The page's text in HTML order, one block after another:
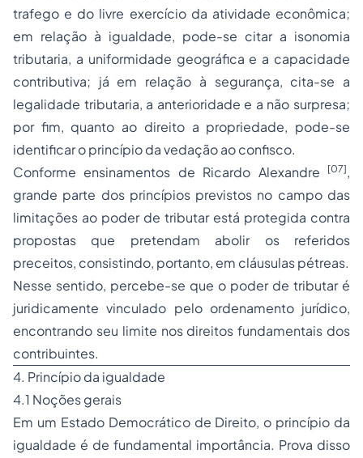
trafego e do livre exercício da atividade econômica;
em relação à igualdade, pode-se citar a isonomia
tributaria, a uniformidade geográfica e a capacidade
contributiva; já em relação à segurança, cita-se a
legalidade tributaria, a anterioridade e a não surpresa;
por fim, quanto ao direito a propriedade, pode-se
identificar o princípio da vedação ao confisco.
Conforme ensinamentos de Ricardo Alexandre
[07],
grande parte dos princípios previstos no campo das
limitações ao poder de tributar está protegida contra
propostas que pretendam abolir os referidos
preceitos, consistindo, portanto, em cláusulas pétreas.
Nesse sentido, percebe-se que o poder de tributar é
juridicamente vinculado pelo ordenamento jurídico,
encontrando seu limite nos direitos fundamentais dos
contribuintes.
4. Princípio da igualdade
4.1 Noções gerais
Em um Estado Democrático de Direito, o princípio da
igualdade é de fundamental importância. Prova disso